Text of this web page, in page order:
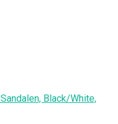
Black/White,